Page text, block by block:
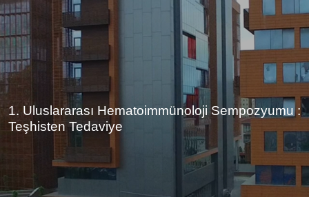
1. Uluslararası Hematoimmünoloji Sempozyumu :
Teşhisten Tedaviye